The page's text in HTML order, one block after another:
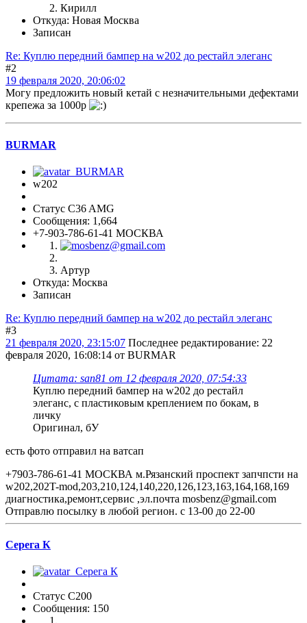
Кирилл
Откуда: Новая Москва
Записан
Re: Куплю передний бампер на w202 до рестайл элеганс
#2
19 февраля 2020, 20:06:02
Могу предложить новый кетай с незначительными дефектами
крепежа за 1000р
BURMAR
w202
Статус C36 AMG
Сообщения: 1,664
+7-903-786-61-41 МОСКВА
Артур
Откуда: Москва
Записан
Re: Куплю передний бампер на w202 до рестайл элеганс
#3
21 февраля 2020, 23:15:07 Последнее редактирование: 22
февраля 2020, 16:08:14 от BURMAR
Цитата: san81 от 12 февраля 2020, 07:54:33
Куплю передний бампер на w202 до рестайл
элеганс, с пластиковым креплением по бокам, в
личку
Оригинал, бУ
есть фото отправил на ватсап
+7903-786-61-41 МОСКВА м.Рязанский проспект запчпсти на
w202,202T-mod,203,210,124,140,220,126,123,163,164,168,169
диагностика,ремонт,сервис ,эл.почта mosbenz@gmail.com
Отправлю посылку в любой регион. с 13-00 до 22-00
Серега К
Статус C200
Сообщения: 150